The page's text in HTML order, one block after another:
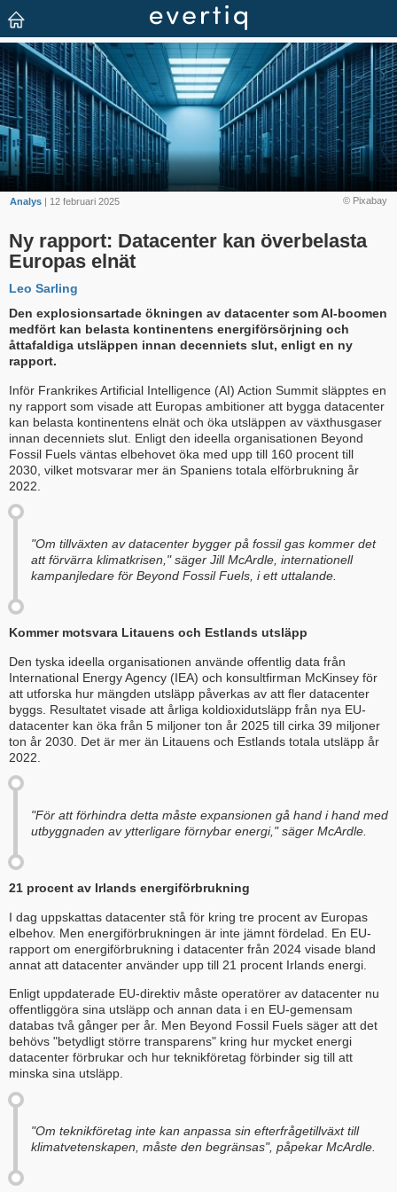
© Pixabay
Analys | 12 februari 2025
Ny rapport: Datacenter kan överbelasta
Europas elnät
Leo Sarling
Den explosionsartade ökningen av datacenter som AI-boomen
medfört kan belasta kontinentens energiförsörjning och
åttafaldiga utsläppen innan decenniets slut, enligt en ny
rapport.
Inför Frankrikes Artificial Intelligence (AI) Action Summit släpptes en
ny rapport som visade att Europas ambitioner att bygga datacenter
kan belasta kontinentens elnät och öka utsläppen av växthusgaser
innan decenniets slut. Enligt den ideella organisationen Beyond
Fossil Fuels väntas elbehovet öka med upp till 160 procent till
2030, vilket motsvarar mer än Spaniens totala elförbrukning år
2022.
"Om tillväxten av datacenter bygger på fossil gas kommer det
att förvärra klimatkrisen," säger Jill McArdle, internationell
kampanjledare för Beyond Fossil Fuels, i ett uttalande.
Kommer motsvara Litauens och Estlands utsläpp
Den tyska ideella organisationen använde offentlig data från
International Energy Agency (IEA) och konsultfirman McKinsey för
att utforska hur mängden utsläpp påverkas av att fler datacenter
byggs. Resultatet visade att årliga koldioxidutsläpp från nya EU-
datacenter kan öka från 5 miljoner ton år 2025 till cirka 39 miljoner
ton år 2030. Det är mer än Litauens och Estlands totala utsläpp år
2022.
"För att förhindra detta måste expansionen gå hand i hand med
utbyggnaden av ytterligare förnybar energi," säger McArdle.
21 procent av Irlands energiförbrukning
I dag uppskattas datacenter stå för kring tre procent av Europas
elbehov. Men energiförbrukningen är inte jämnt fördelad. En EU-
rapport om energiförbrukning i datacenter från 2024 visade bland
annat att datacenter använder upp till 21 procent Irlands energi.
Enligt uppdaterade EU-direktiv måste operatörer av datacenter nu
offentliggöra sina utsläpp och annan data i en EU-gemensam
databas två gånger per år. Men Beyond Fossil Fuels säger att det
behövs "betydligt större transparens" kring hur mycket energi
datacenter förbrukar och hur teknikföretag förbinder sig till att
minska sina utsläpp.
"Om teknikföretag inte kan anpassa sin efterfrågetillväxt till
klimatvetenskapen, måste den begränsas", påpekar McArdle.